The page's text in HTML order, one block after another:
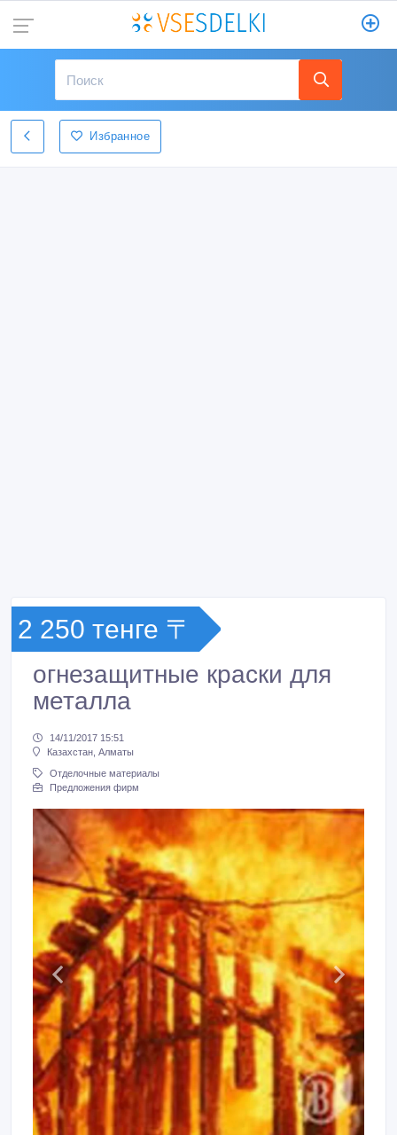
Избранное
2 250 тенге 〒
огнезащитные краски для
металла
14/11/2017 15:51
Казахстан, Алматы
Отделочные материалы
Предложения фирм